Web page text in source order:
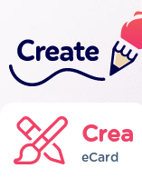
Crea
eCard